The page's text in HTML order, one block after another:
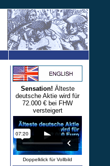
Sensation! Älteste
deutsche Aktie wird für
72.000 € bei FHW
versteigert
Doppelklick für Vollbild